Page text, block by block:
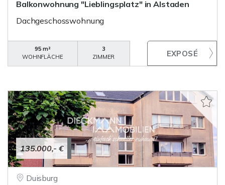
Balkonwohnung "Lieblingsplatz" in Alstaden
Dachgeschosswohnung
95 m²
WOHNFLÄCHE
3
ZIMMER
135.000,- €
Duisburg